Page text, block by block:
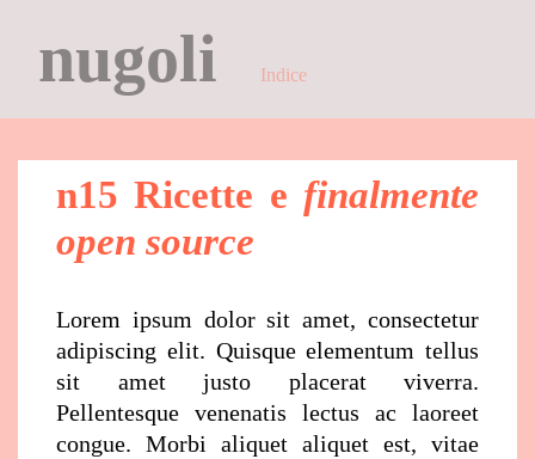
nugoli Indice
n15 Ricette e finalmente
open source
Lorem ipsum dolor sit amet, consectetur
adipiscing elit. Quisque elementum tellus
sit amet justo placerat viverra.
Pellentesque venenatis lectus ac laoreet
congue. Morbi aliquet aliquet est, vitae